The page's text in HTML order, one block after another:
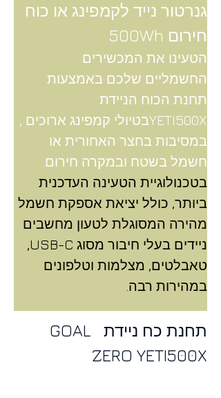
גנרטור נייד לקמפינג או כוח
חירום 500Wh
הטעינו את המכשירים
החשמליים שלכם באמצעות
תחנת הכוח הניידת
YETI500Xבטיולי קמפינג ארוכים ,
במסיבות בחצר האחורית או
חשמל בשטח ובמקרה חירום.
בטכנולוגיית הטעינה העדכנית
ביותר, כולל יציאת אספקת חשמל
מהירה המסוגלת לטעון מחשבים
ניידים בעלי חיבור מסוג USB-C,
טאבלטים, מצלמות וטלפונים
במהירות רבה.
תחנת כח ניידת  GOAL
ZERO YETI500X